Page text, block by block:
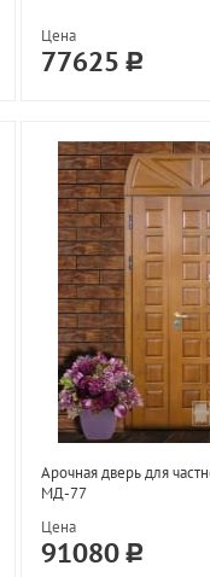
Цена
77625
Арочная дверь для
МД-77
Цена
91080